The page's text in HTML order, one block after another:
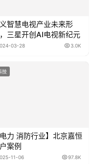
智慧电视产业未来形
三星开创AI电视新纪元
03-28 3.0K
技
电力 消防行业】北京嘉恒
案例
11-06 97.8K